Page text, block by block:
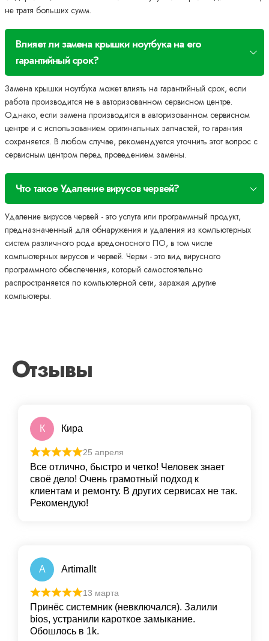
не тратя больших сумм.
Влияет ли замена крышки ноутбука на его
гарантийный срок?
Замена крышки ноутбука может влиять на гарантийный срок, если
работа производится не в авторизованном сервисном центре.
Однако, если замена производится в авторизованном сервисном
центре и с использованием оригинальных запчастей, то гарантия
сохраняется. В любом случае, рекомендуется уточнить этот вопрос с
сервисным центром перед проведением замены.
Что такое Удаление вирусов червей?
Удаление вирусов червей - это услуга или программный продукт,
предназначенный для обнаружения и удаления из компьютерных
систем различного рода вредоносного ПО, в том числе
компьютерных вирусов и червей. Черви - это вид вирусного
программного обеспечения, который самостоятельно
распространяется по компьютерной сети, заражая другие
компьютеры.
Отзывы
К Кира
25 апреля
Все отлично, быстро и четко! Человек знает
своё дело! Очень грамотный подход к
клиентам и ремонту. В других сервисах не так.
Рекомендую!
A ArtimaIlt
13 марта
Принёс системник (невключался). Залили
bios, устранили кароткое замыкание.
Обошлось в 1k.